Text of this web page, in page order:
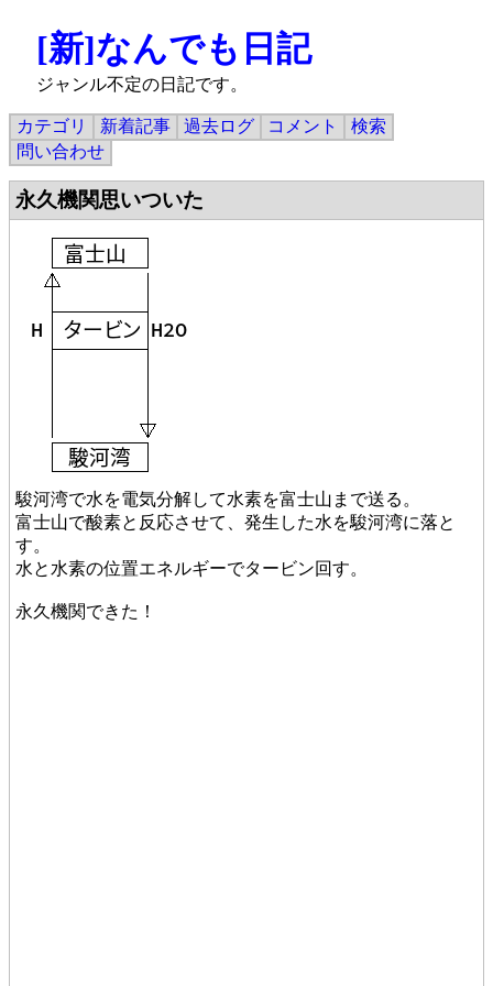
[新]なんでも日記
ジャンル不定の日記です。
カテゴリ 新着記事 過去ログ コメント
検索
問い合わせ
永久機関思いついた
駿河湾で水を電気分解して水素を富士山まで送る。
富士山で酸素と反応させて、発生した水を駿河湾に落と
す。
水と水素の位置エネルギーでタービン回す。
永久機関できた！